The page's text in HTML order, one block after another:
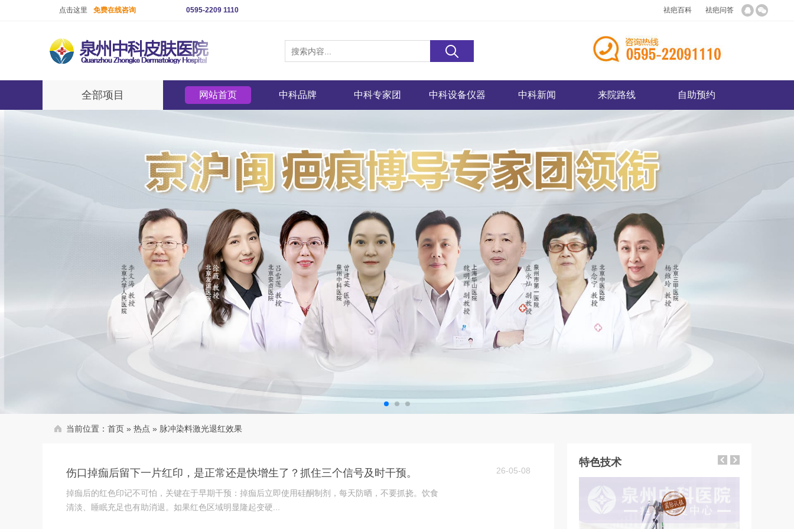
点击这里 免费在线咨询 0595-2209 1110 祛疤百科 祛疤问答
全部项目 网站首页 中科品牌 中科专家团 中科设备仪器 中科新闻 来院路线 自助预约
当前位置： 首页 » 热点 » 脉冲染料激光退红效果
伤口掉痂后留下一片红印，是正常还是快增生了？抓住三个信号及时干预。 26-05-08
掉痂后的红色印记不可怕，关键在于早期干预：掉痂后立即使用硅酮制剂，每天防晒，不要抓挠。饮食
清淡、睡眠充足也有助消退。如果红色区域明显隆起变硬...
特色技术